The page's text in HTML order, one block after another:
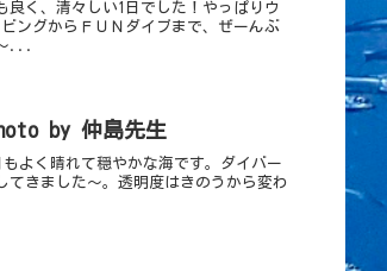
く、清々しい1日でした！やっぱりウ
ングからＦＵＮダイブまで、ぜーんぶ
...
by 仲島先生
く晴れて穏やかな海です。ダイバー
てきました～。透明度はきのうから変わ